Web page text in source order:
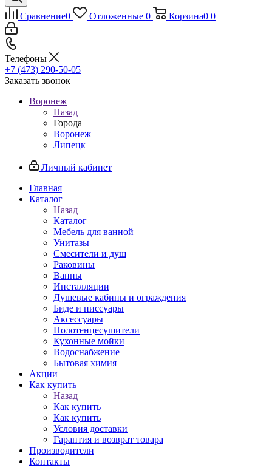
Сравнение0 Отложенные 0 Корзина0 0
Телефоны
+7 (473) 290-50-05
Заказать звонок
Воронеж
Назад
Города
Воронеж
Липецк
Личный кабинет
Главная
Каталог
Назад
Каталог
Мебель для ванной
Унитазы
Смесители и душ
Раковины
Ванны
Инсталляции
Душевые кабины и ограждения
Биде и писсуары
Аксессуары
Полотенцесушители
Кухонные мойки
Водоснабжение
Бытовая химия
Акции
Как купить
Назад
Как купить
Как купить
Условия доставки
Гарантия и возврат товара
Производители
Контакты